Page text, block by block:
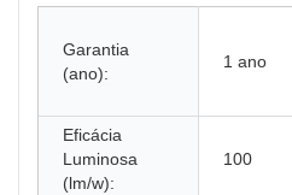
Garantia
(ano):
1 ano
Eficácia
Luminosa
(lm/w):
100